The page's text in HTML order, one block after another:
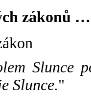
zákonů …
Slunce
Slunce."